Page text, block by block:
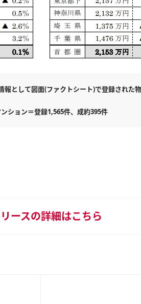
として図面(ファクトシート)で登録された
ション＝登録1,565件、成約395件
ースの詳細はこちら